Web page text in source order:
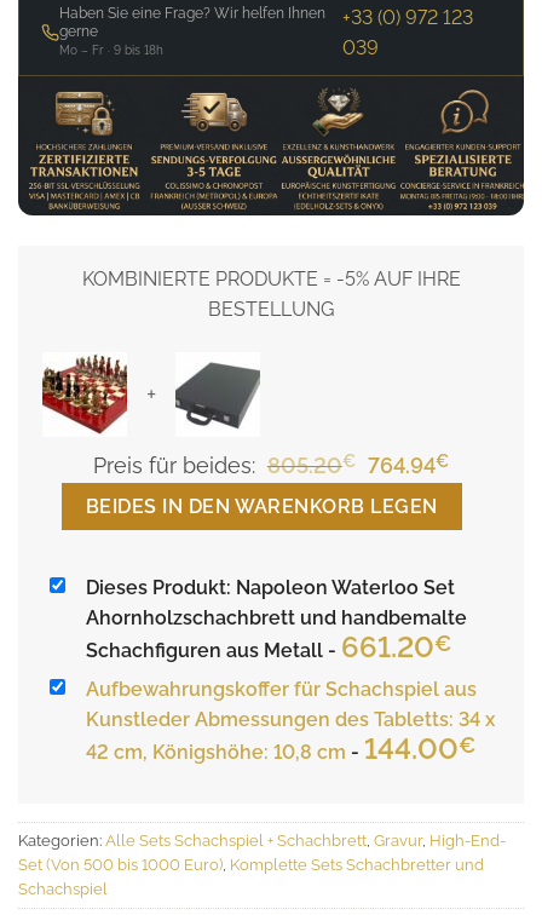
Haben Sie eine Frage? Wir helfen Ihnen
gerne
Mo – Fr · 9 bis 18h
+33 (0) 972 123
039
KOMBINIERTE PRODUKTE = -5% AUF IHRE
BESTELLUNG
+
Preis für beides: 805.20€
Ursprünglicher
Preis
war:
764.94€Aktueller
ist:
BEIDES IN DEN WARENKORB LEGEN
Dieses Produkt: Napoleon Waterloo Set
Ahornholzschachbrett und handbemalte
Schachfiguren aus Metall - 661.20€
Aufbewahrungskoffer für Schachspiel aus
Kunstleder Abmessungen des Tabletts: 34 x
42 cm, Königshöhe: 10,8 cm - 144.00€
Kategorien: Alle Sets Schachspiel + Schachbrett Gravur, High-End-
Set (Von 500 bis 1000 Euro) Komplette Sets Schachbretter und
Schachspiel